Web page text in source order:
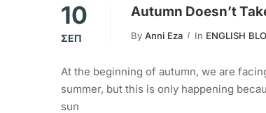
10
ΣΕΠ
Autumn Doesn’t
By Anni Eza In ENGLISH
At the beginning of autumn, we are
summer, but this is only happening
sun